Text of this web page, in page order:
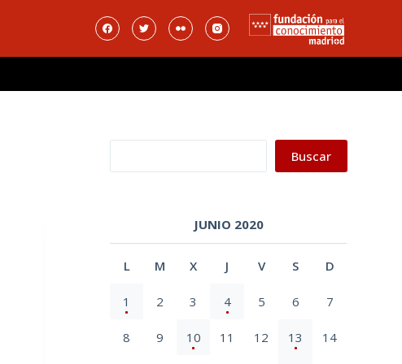
Buscar
JUNIO 2020
L M X J V S D
1 2 3 4 5 6 7
8 9 10 11 12 13 14